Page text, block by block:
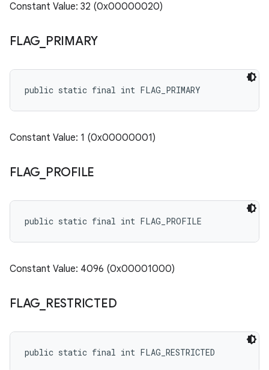
Constant Value: 32 (0x00000020)
FLAG PRIMARY
public static final int FLAG_PRIMARY
Constant Value: 1 (0x00000001)
FLAG PROFILE
public static final int FLAG_PROFILE
Constant Value: 4096 (0x00001000)
FLAG RESTRICTED
public static final int FLAG_RESTRICTED